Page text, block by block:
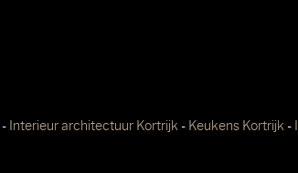
- Interieur architectuur Kortrijk - Keukens Kortrijk -